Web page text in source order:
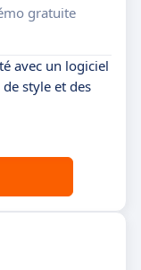
gratuite
avec un logiciel
style et des